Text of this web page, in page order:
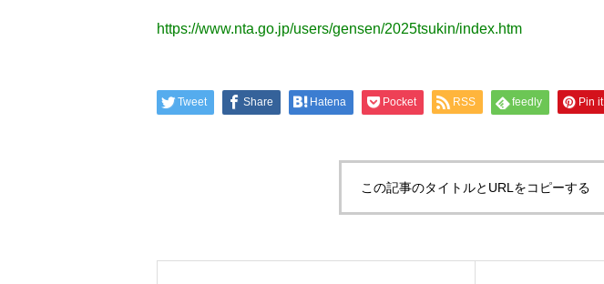
https://www.nta.go.jp/users/gensen/2025tsukin/index.htm
Tweet Share Hatena Pocket RSS feedly Pin it
この記事のタイトルとURLをコピーする